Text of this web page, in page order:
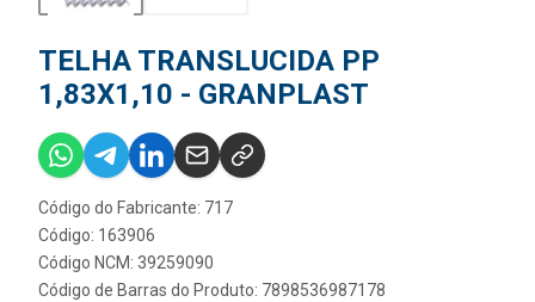
TELHA TRANSLUCIDA PP
1,83X1,10 - GRANPLAST
Código do Fabricante: 717
Código: 163906
Código NCM: 39259090
Código de Barras do Produto: 7898536987178